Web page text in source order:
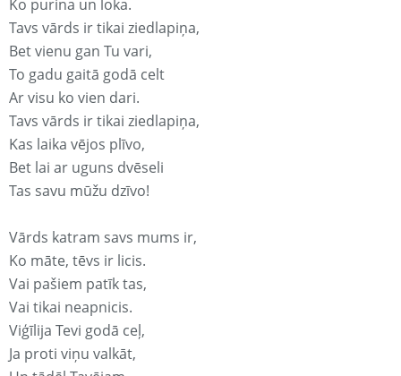
Ko purina un loka.
Tavs vārds ir tikai ziedlapiņa,
Bet vienu gan Tu vari,
To gadu gaitā godā celt
Ar visu ko vien dari.
Tavs vārds ir tikai ziedlapiņa,
Kas laika vējos plīvo,
Bet lai ar uguns dvēseli
Tas savu mūžu dzīvo!
Vārds katram savs mums ir,
Ko māte, tēvs ir licis.
Vai pašiem patīk tas,
Vai tikai neapnicis.
Viģīlija Tevi godā ceļ,
Ja proti viņu valkāt,